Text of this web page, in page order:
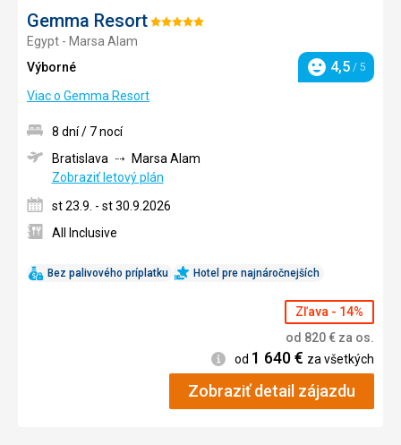
Gemma ResortHodnotenie:
Egypt - Marsa Alam
Výborné
Hodnotenie
4,5 / 5
Viac o Gemma Resort
Bez palivového príplatku Hotel pre najnáročnejších
8 dní / 7 nocí
Bratislava
Marsa Alam
Zobraziť letový plán
st 23.9. - st 30.9.2026
All Inclusive
Zľava - 14%
od 820€ za os.
Informácie
od 1 640€ za všetkých
Zobraziť detail zájazdu